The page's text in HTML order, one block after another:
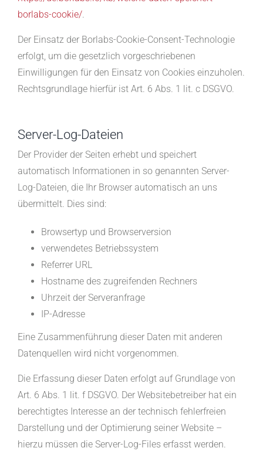
borlabs-cookie/.
Der Einsatz der Borlabs-Cookie-Consent-Technologie
erfolgt, um die gesetzlich vorgeschriebenen
Einwilligungen für den Einsatz von Cookies einzuholen.
Rechtsgrundlage hierfür ist Art. 6 Abs. 1 lit. c DSGVO.
Server-Log-Dateien
Der Provider der Seiten erhebt und speichert
automatisch Informationen in so genannten Server-
Log-Dateien, die Ihr Browser automatisch an uns
übermittelt. Dies sind:
Browsertyp und Browserversion
verwendetes Betriebssystem
Referrer URL
Hostname des zugreifenden Rechners
Uhrzeit der Serveranfrage
IP-Adresse
Eine Zusammenführung dieser Daten mit anderen
Datenquellen wird nicht vorgenommen.
Die Erfassung dieser Daten erfolgt auf Grundlage von
Art. 6 Abs. 1 lit. f DSGVO. Der Websitebetreiber hat ein
berechtigtes Interesse an der technisch fehlerfreien
Darstellung und der Optimierung seiner Website –
hierzu müssen die Server-Log-Files erfasst werden.